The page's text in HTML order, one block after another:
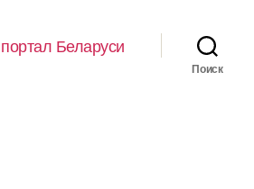
Беларуси
Поиск